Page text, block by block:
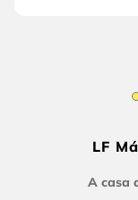
LF
A casa